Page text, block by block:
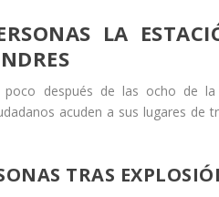
LA
poco después de las ocho de
acuden a sus lugares
TRAS